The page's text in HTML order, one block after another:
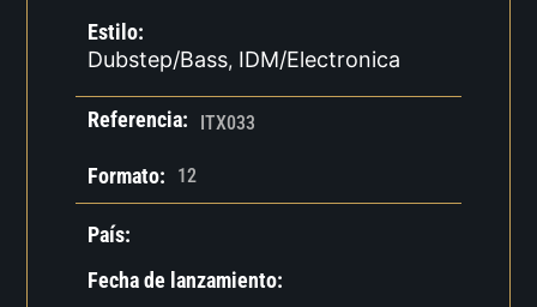
Estilo:
Dubstep/Bass, IDM/Electronica
Referencia: ITX033
Formato: 12
País:
Fecha de lanzamiento: